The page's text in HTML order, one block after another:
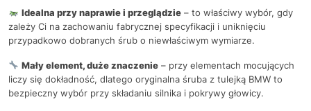
Idealna przy naprawie i przeglądzie– to właściwy wybór, gdy
zależy Ci na zachowaniu fabrycznej specyfikacji i uniknięciu
przypadkowo dobranych śrub o niewłaściwym wymiarze.
Mały element, duże znaczenie– przy elementach mocujących
liczy się dokładność, dlatego oryginalna śruba z tulejką BMW to
bezpieczny wybór przy składaniu silnika i pokrywy głowicy.